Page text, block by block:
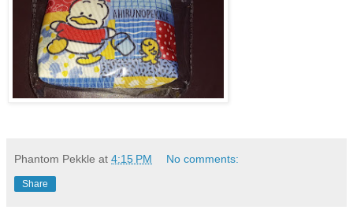
Phantom Pekkle at 4:15 PM No comments:
Share